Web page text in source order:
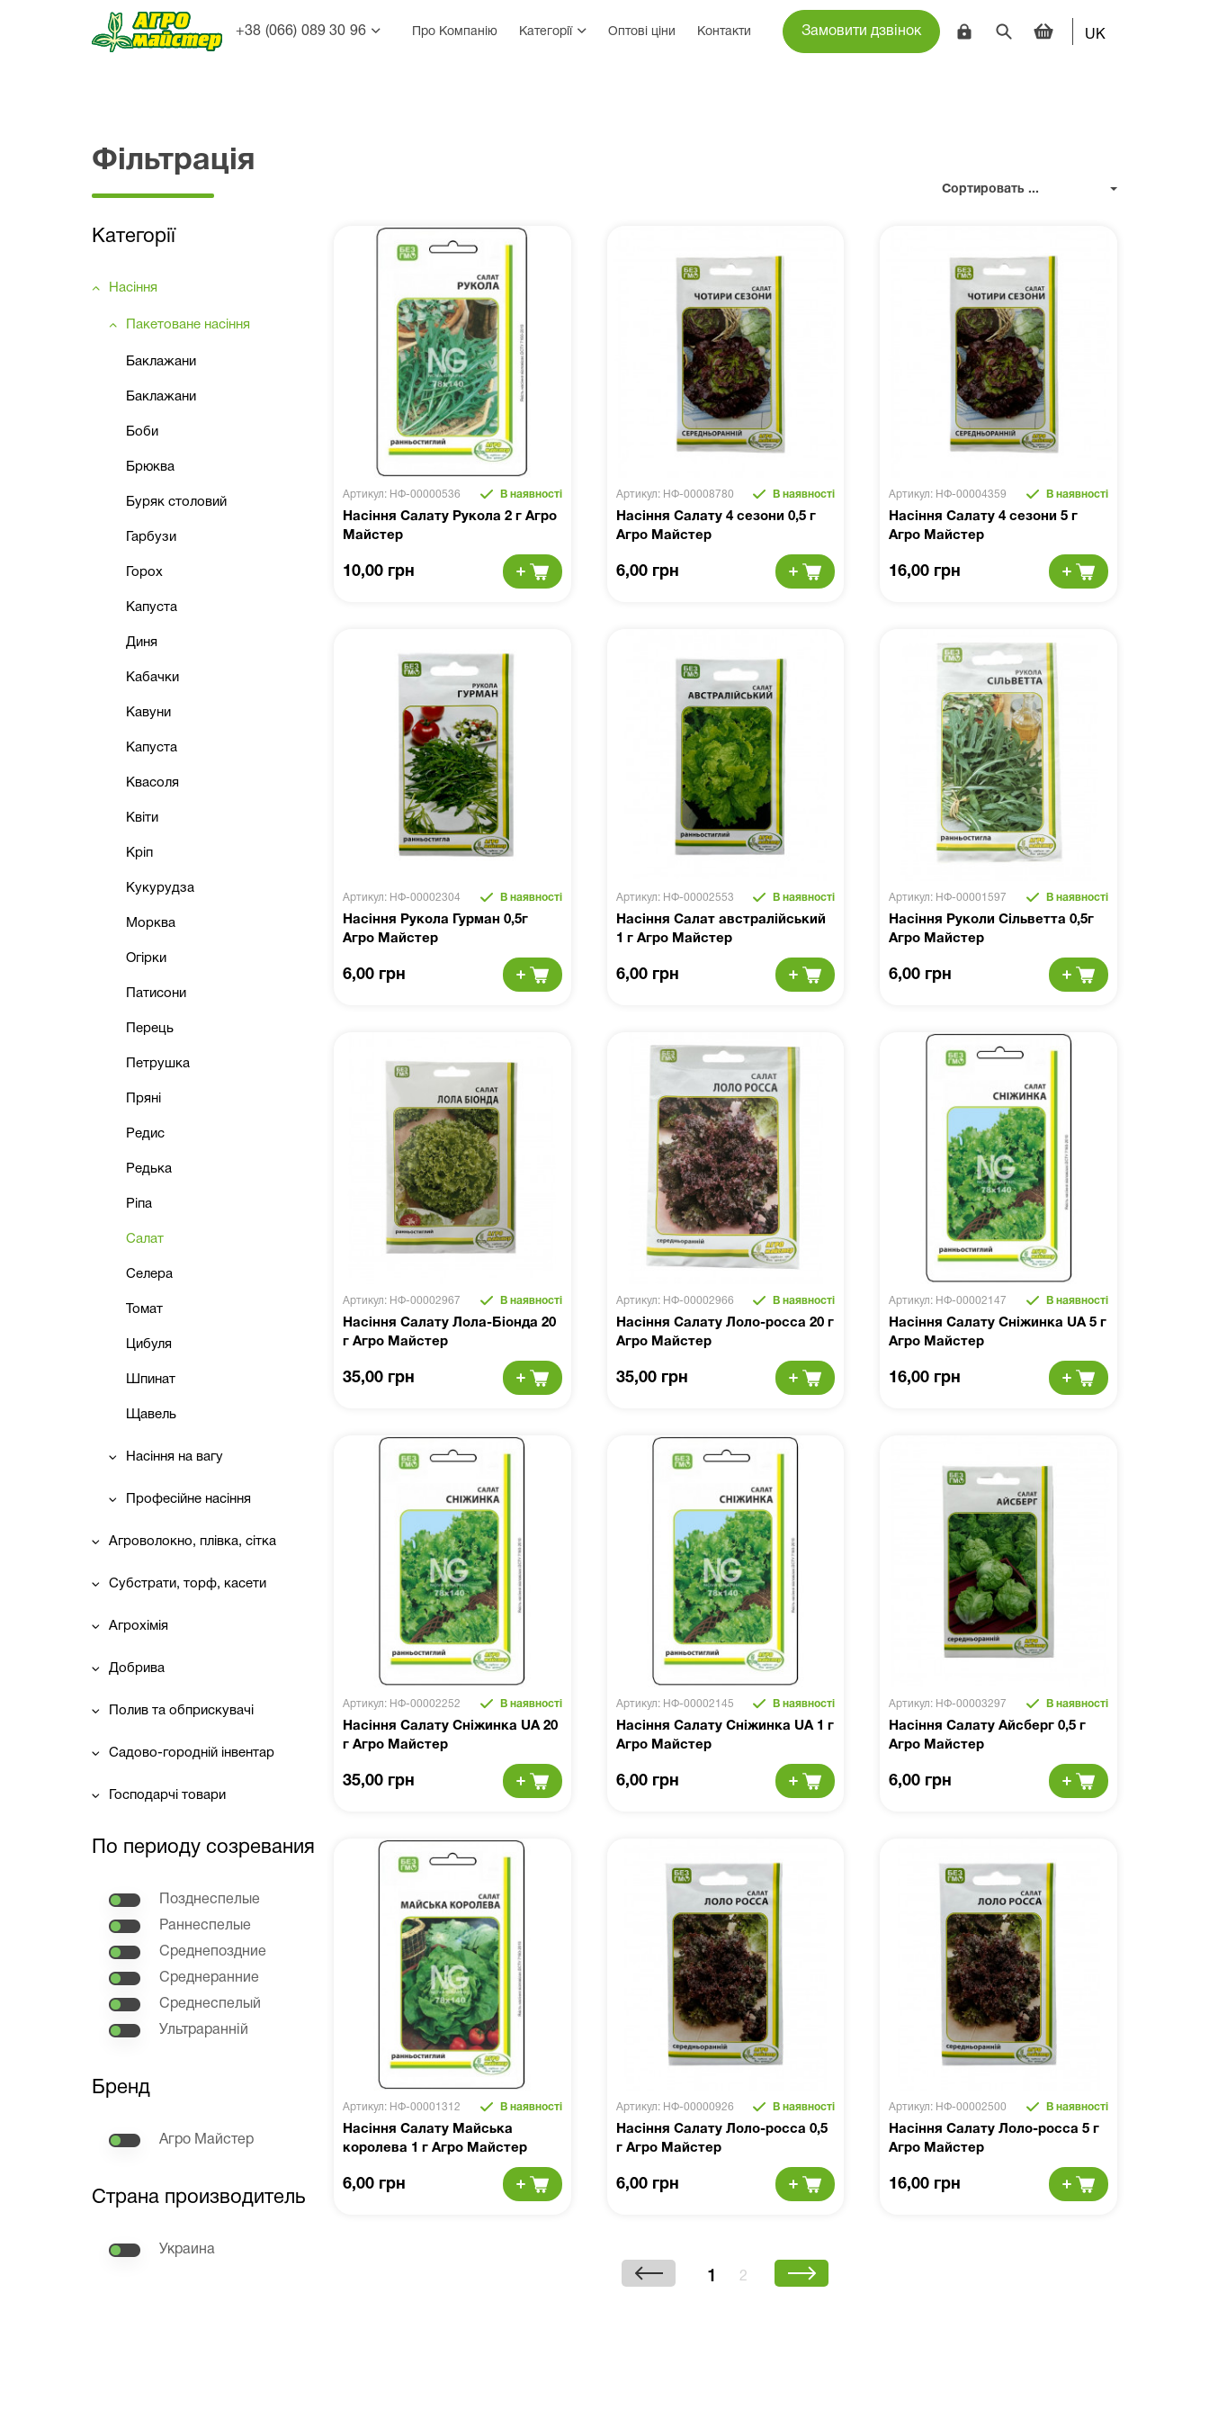
+38 (066) 089 30 96 Про Компанію Категорії Оптові ціни Контакти Замовити дзвінок UK
Фільтрація
Категорії
Насіння
Пакетоване насіння
Баклажани
Баклажани
Боби
Брюква
Буряк столовий
Гарбузи
Горох
Капуста
Диня
Кабачки
Кавуни
Капуста
Квасоля
Квіти
Кріп
Кукурудза
Морква
Огірки
Патисони
Перець
Петрушка
Пряні
Редис
Редька
Ріпа
Салат
Селера
Томат
Цибуля
Шпинат
Щавель
Насіння на вагу
Професійне насіння
Агроволокно, плівка, сітка
Субстрати, торф, касети
Агрохімія
Добрива
Полив та обприскувачі
Садово-городній інвентар
Господарчі товари
По периоду созревания
Позднеспелые
Раннеспелые
Среднепоздние
Среднеранние
Среднеспелый
Ультраранній
Бренд
Агро Майстер
Страна производитель
Украина
Сортировать ...
Артикул: НФ-00000536 В наявності
Насіння Салату Рукола 2 г Агро
Майстер
10,00 грн
Артикул: НФ-00008780 В наявності
Насіння Салату 4 сезони 0,5 г
Агро Майстер
6,00 грн
Артикул: НФ-00004359 В наявності
Насіння Салату 4 сезони 5 г
Агро Майстер
16,00 грн
Артикул: НФ-00002304 В наявності
Насіння Рукола Гурман 0,5г
Агро Майстер
6,00 грн
Артикул: НФ-00002553 В наявності
Насіння Салат австралійський
1 г Агро Майстер
6,00 грн
Артикул: НФ-00001597 В наявності
Насіння Руколи Сільветта 0,5г
Агро Майстер
6,00 грн
Артикул: НФ-00002967 В наявності
Насіння Салату Лола-Біонда 20
г Агро Майстер
35,00 грн
Артикул: НФ-00002966 В наявності
Насіння Салату Лоло-росса 20 г
Агро Майстер
35,00 грн
Артикул: НФ-00002147 В наявності
Насіння Салату Сніжинка UA 5 г
Агро Майстер
16,00 грн
Артикул: НФ-00002252 В наявності
Насіння Салату Сніжинка UA 20
г Агро Майстер
35,00 грн
Артикул: НФ-00002145 В наявності
Насіння Салату Сніжинка UA 1 г
Агро Майстер
6,00 грн
Артикул: НФ-00003297 В наявності
Насіння Салату Айсберг 0,5 г
Агро Майстер
6,00 грн
Артикул: НФ-00001312 В наявності
Насіння Салату Майська
королева 1 г Агро Майстер
6,00 грн
Артикул: НФ-00000926 В наявності
Насіння Салату Лоло-росса 0,5
г Агро Майстер
6,00 грн
Артикул: НФ-00002500 В наявності
Насіння Салату Лоло-росса 5 г
Агро Майстер
16,00 грн
1 2